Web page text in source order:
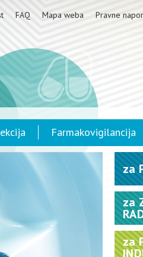
FAQ Mapa weba Pravne
Farmakovigilancija
za
za
za